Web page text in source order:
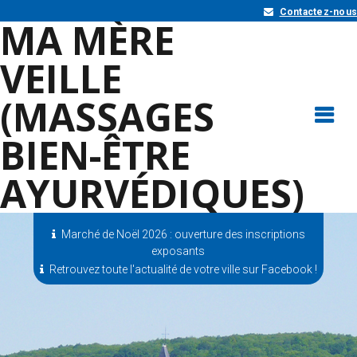
Contactez-nous
MA MÈRE
VEILLE
(MASSAGES
BIEN-ÊTRE
AYURVÉDIQUES)
Marché de Noël 2026 : ouverture des inscriptions
exposants
Retrouvez toute l'actualité de votre ville sur Facebook !